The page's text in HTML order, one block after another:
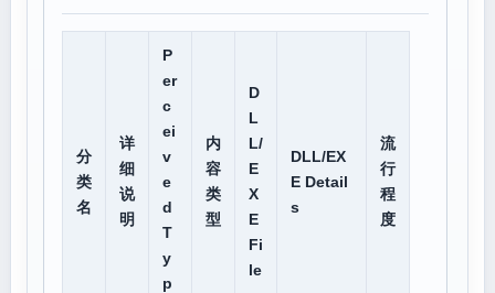
分
类
名
详
细
说
明
P
er
c
ei
v
e
d
T
y
p
内
容
类
型
D
L
L/
E
X
E
Fi
le
DLL/EX
E Detail
s
流
行
程
度